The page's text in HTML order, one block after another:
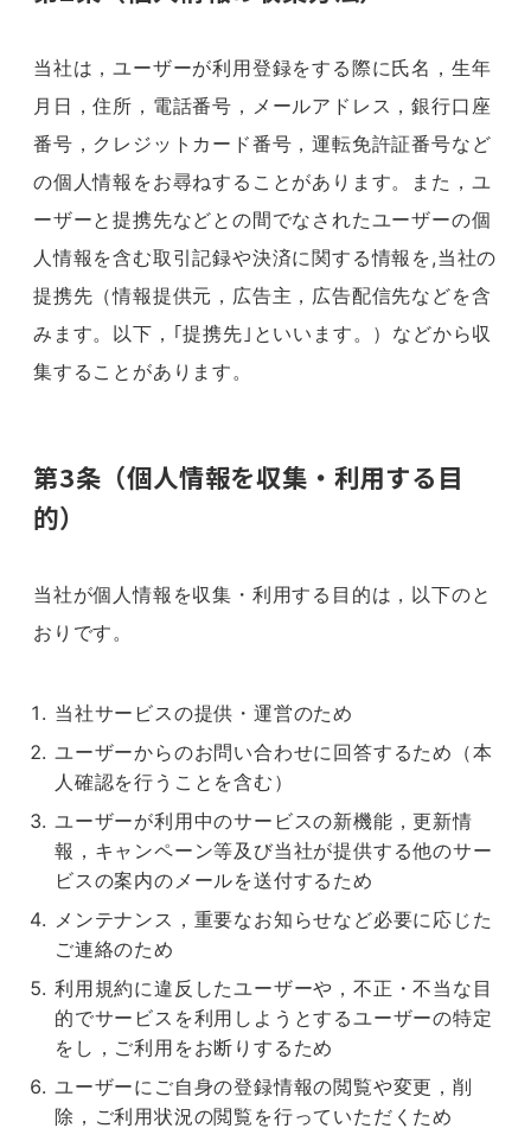
当社は，ユーザーが利用登録をする際に氏名，生年
月日，住所，電話番号，メールアドレス，銀行口座
番号，クレジットカード番号，運転免許証番号など
の個人情報をお尋ねすることがあります。また，ユ
ーザーと提携先などとの間でなされたユーザーの個
人情報を含む取引記録や決済に関する情報を,当社の
提携先（情報提供元，広告主，広告配信先などを含
みます。以下，｢提携先｣といいます。）などから収
集することがあります。
第3条（個人情報を収集・利用する目
的）
当社が個人情報を収集・利用する目的は，以下のと
おりです。
当社サービスの提供・運営のため
ユーザーからのお問い合わせに回答するため（本
人確認を行うことを含む）
ユーザーが利用中のサービスの新機能，更新情
報，キャンペーン等及び当社が提供する他のサー
ビスの案内のメールを送付するため
メンテナンス，重要なお知らせなど必要に応じた
ご連絡のため
利用規約に違反したユーザーや，不正・不当な目
的でサービスを利用しようとするユーザーの特定
をし，ご利用をお断りするため
ユーザーにご自身の登録情報の閲覧や変更，削
除，ご利用状況の閲覧を行っていただくため